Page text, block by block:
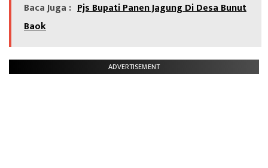
Baca Juga : Pjs Bupati Panen Jagung Di Desa Bunut
Baok
ADVERTISEMENT